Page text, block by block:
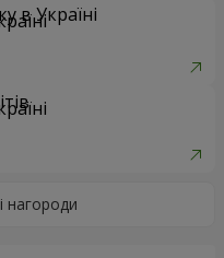
в Україні